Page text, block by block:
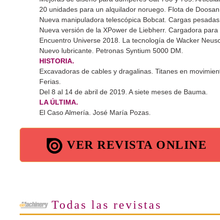
20 unidades para un alquilador noruego. Flota de Doosan
Nueva manipuladora telescópica Bobcat. Cargas pesadas.
Nueva versión de la XPower de Liebherr. Cargadora para
Encuentro Universe 2018. La tecnología de Wacker
Nuevo lubricante. Petronas Syntium 5000 DM.
HISTORIA.
Excavadoras de cables y dragalinas. Titanes en
Ferias.
Del 8 al 14 de abril de 2019. A siete meses de Bauma.
LA ÚLTIMA.
El Caso Almería. José María Pozas.
VER REVISTA ONLINE
Todas las revistas